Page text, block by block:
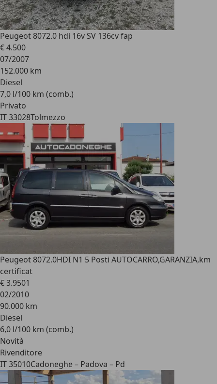
Peugeot 8072.0 hdi 16v SV 136cv fap
€ 4.500
07/2007
152.000 km
Diesel
7,0 l/100 km (comb.)
Privato
IT 33028Tolmezzo
Peugeot 8072.0HDI N1 5 Posti AUTOCARRO,GARANZIA,km
certificat
€ 3.9501
02/2010
90.000 km
Diesel
6,0 l/100 km (comb.)
Novità
Rivenditore
IT 35010Cadoneghe – Padova – Pd